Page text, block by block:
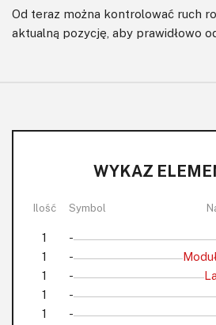
Od teraz można kontrolować ruch
aktualną pozycję, aby prawidłowo
WYKAZ
Ilość Symbol
1 -
1
-
1
-
1
-
1
-